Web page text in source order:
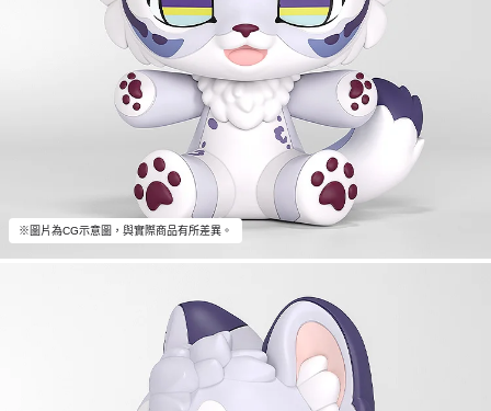
※圖片為CG示意圖，與實際商品有所差異。